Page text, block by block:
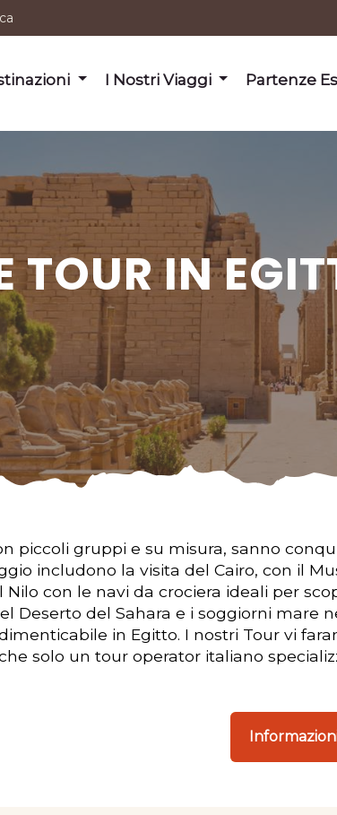
I Nostri Viaggi Partenze
TOUR IN
piccoli gruppi e su misura, sanno
includono la visita del Cairo, con il
Nilo con le navi da crociera ideali per
Deserto del Sahara e i soggiorni mare
in Egitto. I nostri Tour vi
solo un tour operator italiano